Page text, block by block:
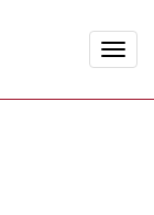
Toggle